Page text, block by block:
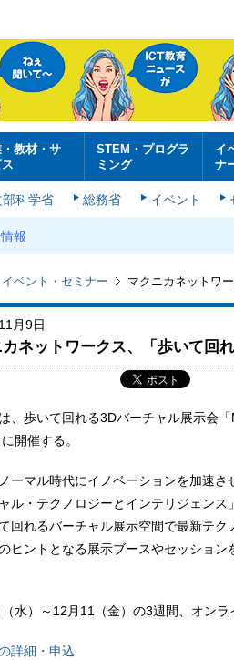
教材・サ
STEM・プログラ
ミング
イ
ナ
部科学省 総務省 イベント
報
イベント・セミナー マクニカネットワ
月9日
ネットワークス、「歩いて回
、歩いて回れる3Dバーチャル展示会
開催する。
ノーマル時代にイノベーションを加速さ
ル・テクノロジーとインテリジェンス
回れるバーチャル展示空間で最新テク
ヒントとなる展示ブースやセッション
水）～12月11（金）の3週間、オン
詳細・申込